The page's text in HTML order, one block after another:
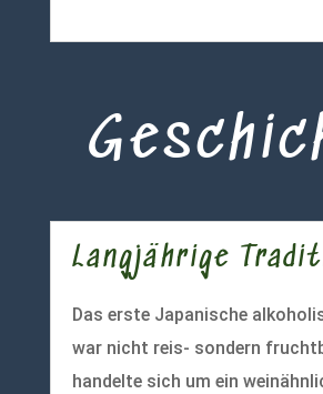
Langjährige
Das erste Japanische
war nicht reis- sondern
handelte sich um ein